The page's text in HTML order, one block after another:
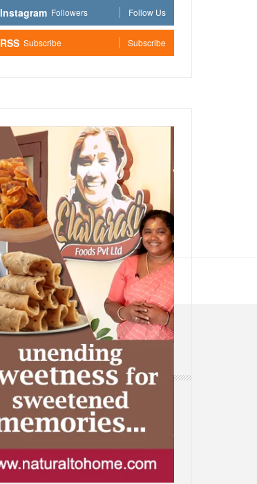
Instagram Followers Follow Us
RSS Subscribe Subscribe
CONTACT
Web: www.samsaaram.com